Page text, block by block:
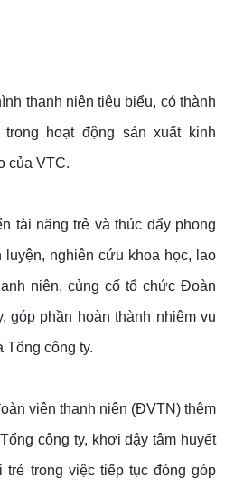
thanh niên tiêu biểu, có thành
hoạt động sản xuất kinh
của VTC.
tài năng trẻ và thúc đẩy phong
luyện, nghiên cứu khoa học, lao
niên, củng cố tổ chức Đoàn
góp phần hoàn thành nhiệm vụ
Tổng công ty.
viên thanh niên (ĐVTN) thêm
công ty, khơi dậy tâm huyết
trẻ trong việc tiếp tục đóng góp